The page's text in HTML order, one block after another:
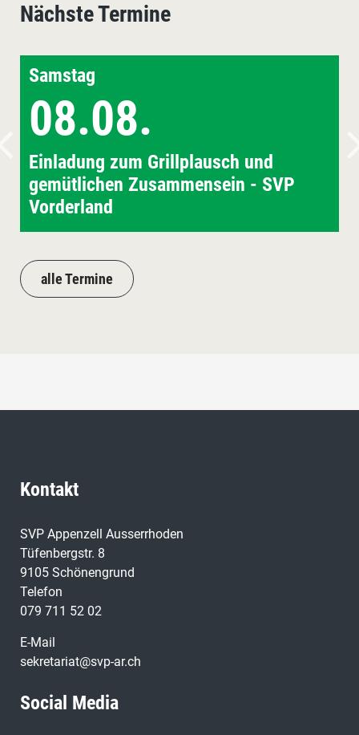
Nächste Termine
Samstag
08.08.
Einladung zum Grillplausch und
gemütlichen Zusammensein - SVP
Vorderland
alle Termine
Kontakt
SVP Appenzell Ausserrhoden
Tüfenbergstr. 8
9105 Schönengrund
Telefon
079 711 52 02
E-Mail
sekretariat@svp-ar.ch
Social Media